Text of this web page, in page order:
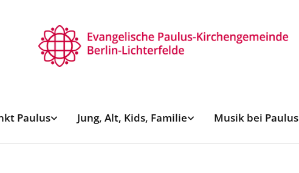
Paulus Jung, Alt, Kids, Familie Musik bei Paulus